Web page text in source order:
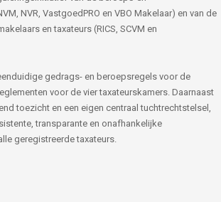
NVR, VastgoedPRO en VBO Makelaar) en van de
en taxateurs (RICS, SCVM en
gedrags- en beroepsregels voor de
voor de vier taxateurskamers. Daarnaast
toezicht en een eigen centraal tuchtrechtstelsel,
transparante en onafhankelijke
geregistreerde taxateurs.